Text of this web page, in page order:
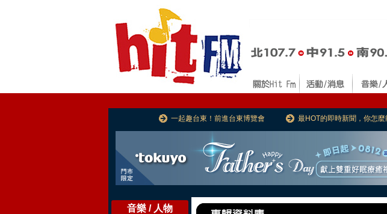
一起趣台東！前進台東博覽會 最HOT的即時新聞，你怎麼
音樂 / 人物